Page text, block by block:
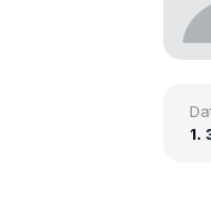
1.